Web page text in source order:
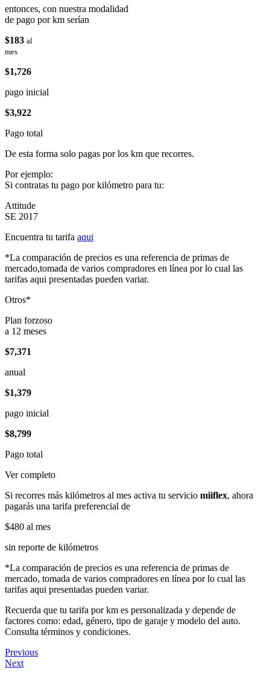
entonces, con nuestra modalidad
de pago por km serían
$183 al
mes
$1,726
pago inicial
$3,922
Pago total
De esta forma solo pagas por los km que recorres.
Por ejemplo:
Si contratas tu pago por kilómetro para tu:
Attitude
SE 2017
Encuentra tu tarifa aqui
*La comparación de precios es una referencia de primas de
mercado,tomada de varios compradores en línea por lo cual las
tarifas aqui presentadas pueden variar.
Otros*
Plan forzoso
a 12 meses
$7,371
anual
$1,379
pago inicial
$8,799
Pago total
Ver completo
Si recorres más kilómetros al mes activa tu servicio miiflex, ahora
pagarás una tarifa preferencial de
$480 al mes
sin reporte de kilómetros
*La comparación de precios es una referencia de primas de
mercado, tomada de varios compradores en línea por lo cual las
tarifas aqui presentadas pueden variar.
Recuerda que tu tarifa por km es personalizada y depende de
factores como: edad, género, tipo de garaje y modelo del auto.
Consulta términos y condiciones.
Previous
Next